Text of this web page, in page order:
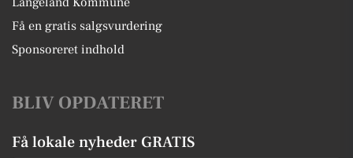
Få en gratis salgsvurdering
Sponsoreret indhold
BLIV OPDATERET
Få lokale nyheder GRATIS